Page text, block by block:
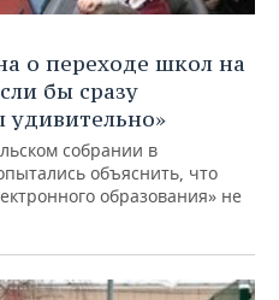
о переходе школ на
бы сразу
собрании в
объяснить, что
образования» не